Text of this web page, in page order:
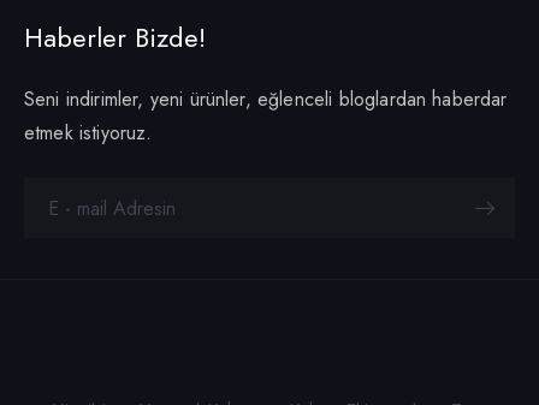
Haberler Bizde!
Seni indirimler, yeni ürünler, eğlenceli bloglardan haberdar
etmek istiyoruz.